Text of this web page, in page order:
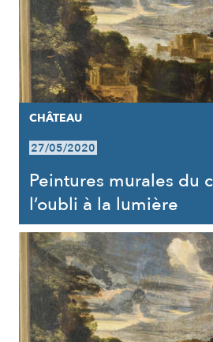
CHÂTEAU
27/05/2020
Peintures murales du
l’oubli à la lumière